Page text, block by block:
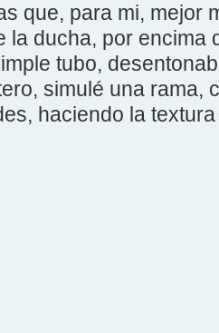
que, para mi, mejor
la ducha, por encima
tubo,
simulé una rama,
haciendo la